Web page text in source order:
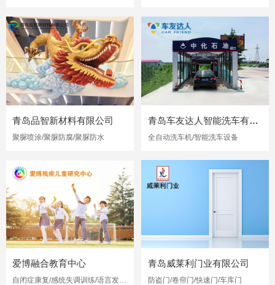
青岛品智新材料有限公司
聚脲喷涂/聚脲防腐/聚脲防水
青岛车友达人智能洗车有限公司
全自动洗车机/智能洗车设备
爱博融合教育中心 青岛威莱利门业有限公司
防盗门/卷帘门/快速门/车库门